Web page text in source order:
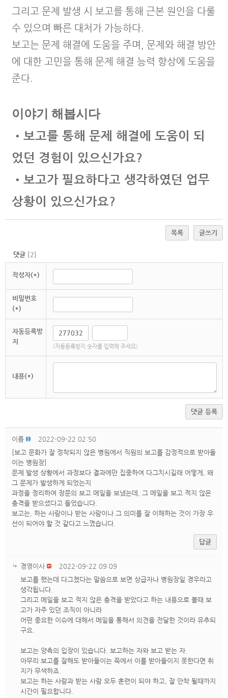
그리고 문제 발생 시 보고를 통해 근본 원인을 다룰
수 있으며 빠른 대처가 가능하다.
보고는 문제 해결에 도움을 주며, 문제와 해결 방안
에 대한 고민을 통해 문제 해결 능력 향상에 도움을
준다.
이야기 해봅시다
•보고를 통해 문제 해결에 도움이 되
었던 경험이 있으신가요?
•보고가 필요하다고 생각하였던 업무
상황이 있으신가요?
목록 글쓰기
댓글 [2]
작성자(*)
비밀번호
(*)
자동등록방
지
(자동등록방지 숫자를 입력해 주세요)
내용(*)
댓글 등록
이름
2022-09-22 02:50
[보고 문화가 잘 정착되지 않은 병원에서 직원의 보고를 감정적으로 받아들
이는 병원장]
문제 발생 상황에서 과정보다 결과에만 집중하여 다그치시길래 어떻게, 왜
그 문제가 발생하게 되었는지
과정을 정리하여 장문의 보고 메일을 보냈는데, 그 메일을 보고 적지 않은
충격을 받으셨다고 들었습니다.
보고는, 하는 사람이나 받는 사람이나 그 의미를 잘 이해하는 것이 가장 우
선이 되어야 할 것 같다고 느꼈습니다.
답글
경영이사
2022-09-22 09:09
보고를 했는데 다그쳤다는 말씀으로 보면 상급자나 병원장일 경우라고
생각됩니다.
그리고 메일을 보고 적지 않은 충격을 받았다고 하는 내용으로 볼때 보
고가 자주 있던 조직이 아니라
어떤 중요한 이슈에 대해서 메일을 통해서 의견을 전달한 것이라 유추되
구요.
보고는 양측의 입장이 있습니다. 보고하는 자와 보고 받는 자.
아무리 보고를 잘해도 받아들이는 쪽에서 이를 받아들이지 못한다면 취
지가 무색하죠.
보고는 하는 사람과 받는 사람 모두 훈련이 되야 하고, 잘 안착 될때까지
시간이 필요합니다.